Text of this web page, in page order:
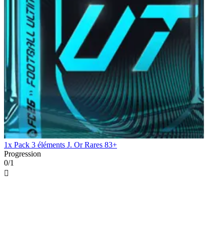
1x Pack 3 éléments J. Or Rares 83+
Progression
0/1
